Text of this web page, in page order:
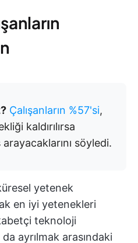
Çalışanların %57'si,
kaldırılırsa
söyledi.
yetenek
en iyi yetenekleri
teknoloji
ayrılmak arasındaki